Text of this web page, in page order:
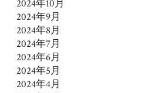
2024年10月
2024年9月
2024年8月
2024年7月
2024年6月
2024年5月
2024年4月